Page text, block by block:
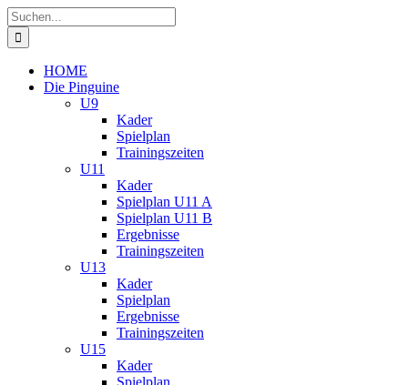
Zum
Inhalt
springen
Suche
nach:
HOME
Die Pinguine
U9
Kader
Spielplan
Trainingszeiten
U11
Kader
Spielplan U11 A
Spielplan U11 B
Ergebnisse
Trainingszeiten
U13
Kader
Spielplan
Ergebnisse
Trainingszeiten
U15
Kader
Spielplan